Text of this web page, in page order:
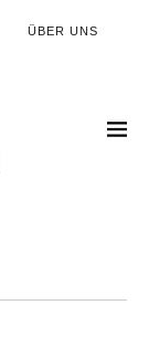
ÜBER UNS